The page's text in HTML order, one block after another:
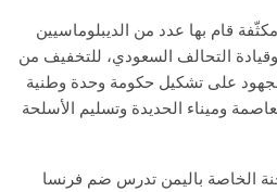
قام بها عدد من الديبلوماسيين
التحالف السعودي، للتخفيف من
الجهود على تشكيل حكومة وحدة وطنية
وميناء الحديدة وتسليم الأسلحة
الخاصة باليمن تدرس ضم فرنسا